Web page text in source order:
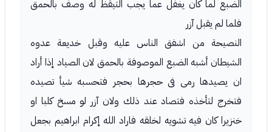
الضبع لما كان يغفل عما يجب التيقظ له وصف بالحمق
فلما لم يقبل آزر
النصيحة من اشفق الناس عليه وقبل خديعة عدوه
الشيطان أشبه الضبع الموصوفة بالحمق لان الصياد إذا أراد
ان يصيدها رمى فى حجرها بحجر فتحسبه شيأ تصيده
فتخرج لتأخذه فتصاد عند ذلك ولان آزر لو مسخ كلبا او
خنزيرا كان فيه تشويه لخلقه فاراد الله إكرام ابراهيم بجعل